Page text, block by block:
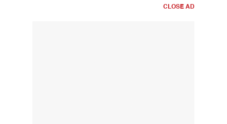
CLOSE AD